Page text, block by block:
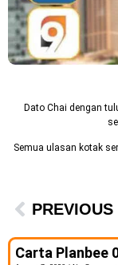
Dato Chai dengan
Semua ulasan kotak
PREVIOUS
Carta Planbee